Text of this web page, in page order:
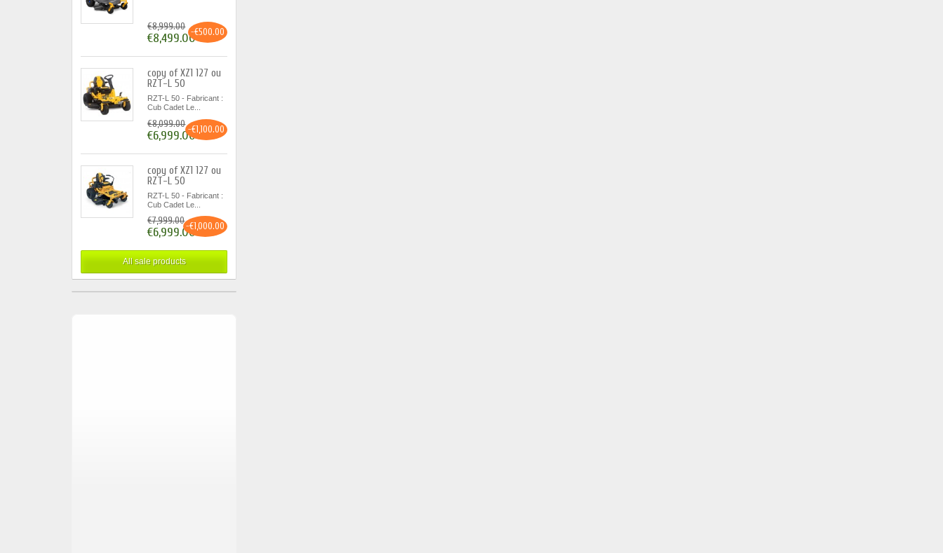
€8,999.00 -€500.00
€8,499.00
copy of XZ1 127 ou
RZT-L 50
RZT-L 50 - Fabricant :
Cub Cadet Le...
€8,099.00 -€1,100.00
€6,999.00
copy of XZ1 127 ou
RZT-L 50
RZT-L 50 - Fabricant :
Cub Cadet Le...
€7,999.00-€1,000.00
€6,999.00
All sale products